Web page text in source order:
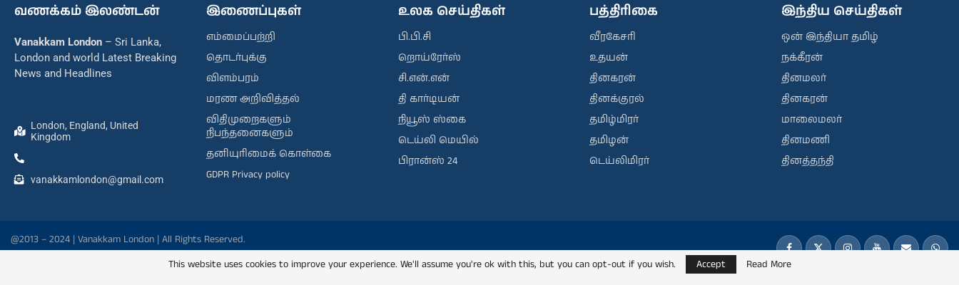
வணக்கம் இலண்டன்
Vanakkam London – Sri Lanka,
London and world Latest Breaking
News and Headlines
London, England, United
Kingdom
vanakkamlondon@gmail.com
இணைப்புகள்
எம்மைப்பற்றி
தொடர்புக்கு
விளம்பரம்
மரண அறிவித்தல்
விதிமுறைகளும்
நிபந்தனைகளும்
தனியுரிமைக் கொள்கை
GDPR Privacy policy
உலக செய்திகள்
பி.பி.சி
றொய்ரேர்ஸ்
சி.என்.என்
தி கார்டியன்
நியூஸ் ஸ்கை
டெய்லி மெயில்
பிரான்ஸ் 24
பத்திரிகை
வீரகேசரி
உதயன்
தினகரன்
தினக்குரல்
தமிழ்மிரர்
தமிழன்
டெய்லிமிரர்
இந்திய செய்திகள்
ஒன் இந்தியா தமிழ்
நக்கீரன்
தினமலர்
தினகரன்
மாலைமலர்
தினமணி
தினத்தந்தி
@2013 – 2024 | Vanakkam London | All Rights Reserved.
This website uses cookies to improve your experience. We'll assume you're ok with this, but you can opt-out if you wish.
Accept Read More